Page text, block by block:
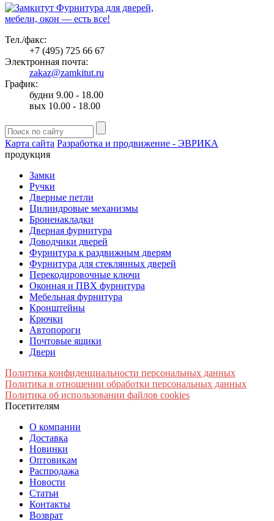
Фурнитура для дверей,
мебели, окон — есть все!
Тел./факс:
+7 (495) 725 66 67
Электронная почта:
zakaz@zamkitut.ru
График:
будни 9.00 - 18.00
вых 10.00 - 18.00
Карта сайта Разработка и продвижение - ЭВРИКА
продукция
Замки
Ручки
Дверные петли
Цилиндровые механизмы
Броненакладки
Дверная фурнитура
Доводчики дверей
Фурнитура к раздвижным дверям
Фурнитура для стеклянных дверей
Перекодировочные ключи
Оконная и ПВХ фурнитура
Мебельная фурнитура
Кронштейны
Крючки
Автопороги
Почтовые ящики
Двери
Политика конфиденциальности персональных данных
Политика в отношении обработки персональных данных
Политика об использовании файлов cookies
Посетителям
О компании
Доставка
Новинки
Оптовикам
Распродажа
Новости
Статьи
Контакты
Возврат